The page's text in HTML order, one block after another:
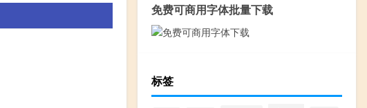
免费可商用字体批量下载
标签